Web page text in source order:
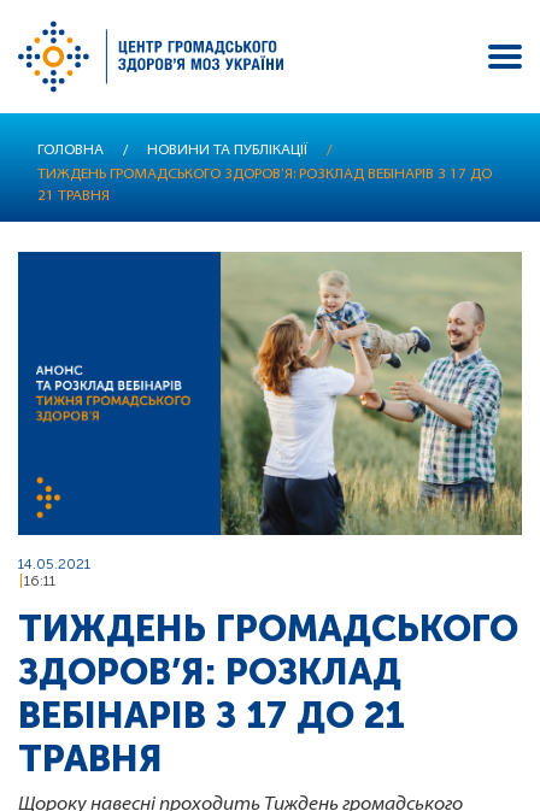
основного
ГОЛОВНА / НОВИНИ ТА ПУБЛІКАЦІЇ
/
ТИЖДЕНЬ ГРОМАДСЬКОГО ЗДОРОВ’Я: РОЗКЛАД ВЕБІНАРІВ З 17 ДО
21 ТРАВНЯ
14.05.2021
16:11
ТИЖДЕНЬ ГРОМАДСЬКОГО
ЗДОРОВ’Я: РОЗКЛАД
ВЕБІНАРІВ З 17 ДО 21
ТРАВНЯ
Щороку навесні проходить Тиждень громадського